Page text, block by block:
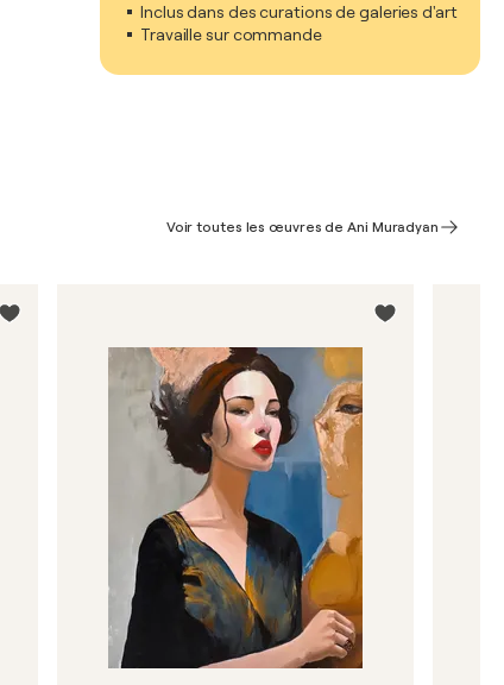
Inclus dans des curations de galeries d'art
Travaille sur commande
Voir toutes les œuvres de Ani Muradyan